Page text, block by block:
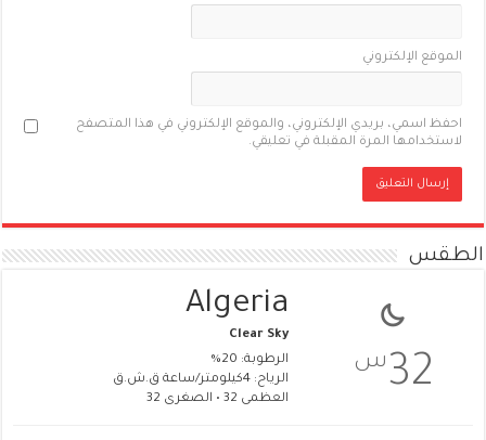
الموقع الإلكتروني
احفظ اسمي، بريدي الإلكتروني، والموقع الإلكتروني في هذا المتصفح
لاستخدامها المرة المقبلة في تعليقي.
الطقس
32 س
Algeria
Clear Sky
الرطوبة: 20%
الرياح: 4كيلومتر/ساعة ق.ش.ق‎
العظمى 32 • الصغرى 32